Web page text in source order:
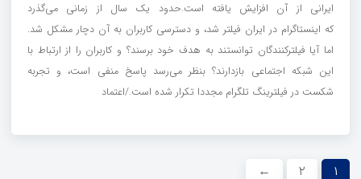
ایرانی از آن افزایش یافته است.حدود یک سال از زمانی می‌گذرد
که اینستاگرام در ایران فیلتر شد، و دسترسی کاربران به آن دچار مشکل شد.
اما آیا فیلترکنندگان توانستند به هدف خود برسند؟ و کاربران را از ارتباط با
این شبکه اجتماعی بازدارند؟ بنظر می‌رسد پاسخ منفی است، و تجربه
شکست در فیلترینگ تلگرام مجددا تکرار شده است./اعتماد
۱ ۲ ←